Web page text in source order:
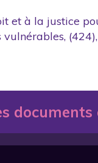
documents
et à la justice